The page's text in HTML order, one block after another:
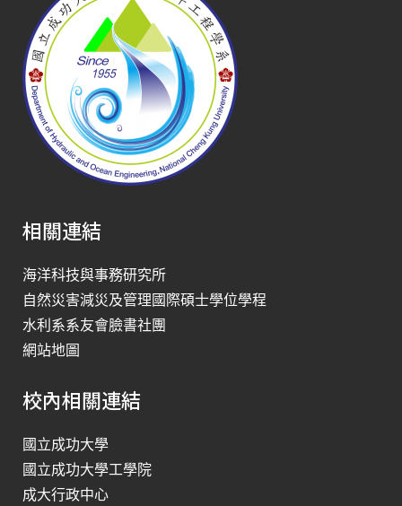
相關連結
海洋科技與事務研究所
自然災害減災及管理國際碩士學位學程
水利系系友會臉書社團
網站地圖
校內相關連結
國立成功大學
國立成功大學工學院
成大行政中心